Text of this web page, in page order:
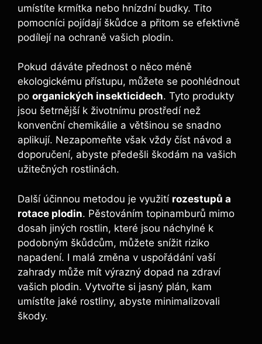
umístíte krmítka nebo hnízdní budky. Tito
pomocníci pojídají škůdce a přitom se efektivně
podílejí na ochraně vašich plodin.
Pokud dáváte přednost o něco méně
ekologickému přístupu, můžete se poohlédnout
po organických insekticidech. Tyto produkty
jsou šetrnější k životnímu prostředí než
konvenční chemikálie a většinou se snadno
aplikují. Nezapomeňte však vždy číst návod a
doporučení, abyste předešli škodám na vašich
užitečných rostlinách.
Další účinnou metodou je využití rozestupů a
rotace plodin. Pěstováním topinamburů mimo
dosah jiných rostlin, které jsou náchylné k
podobným škůdcům, můžete snížit riziko
napadení. I malá změna v uspořádání vaší
zahrady může mít výrazný dopad na zdraví
vašich plodin. Vytvořte si jasný plán, kam
umístíte jaké rostliny, abyste minimalizovali
škody.